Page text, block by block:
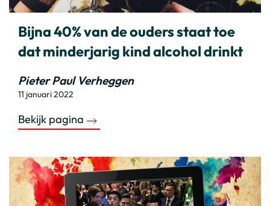
Bijna 40% van de ouders staat toe
dat minderjarig kind alcohol drinkt
Pieter Paul Verheggen
11 januari 2022
Bekijk pagina